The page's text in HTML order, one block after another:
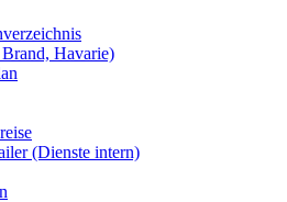
Havarie)
(Dienste intern)